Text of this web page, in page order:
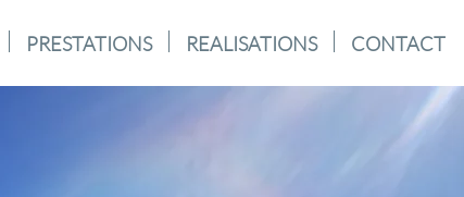
PRESTATIONS REALISATIONS CONTACT